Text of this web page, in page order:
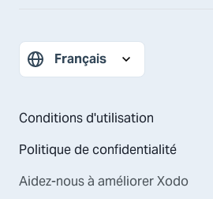
Conditions d'utilisation
Politique de confidentialité
Aidez-nous à améliorer Xodo